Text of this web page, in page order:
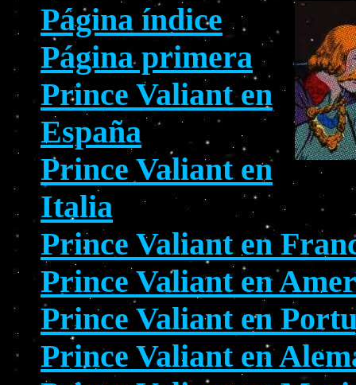
Página índice
Página primera
Prince Valiant en
España
Prince Valiant en
Italia
Prince Valiant en
Prince Valiant en
Prince Valiant en
Prince Valiant en